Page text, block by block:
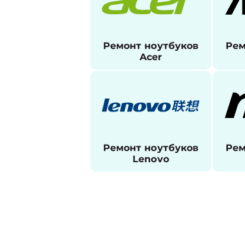
Ремонт ноутбуков
Acer
Ремонт ноутбуков
Lenovo